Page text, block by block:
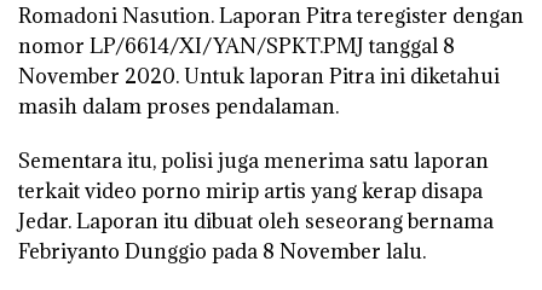
Romadoni Nasution. Laporan Pitra teregister dengan
nomor LP/6614/XI/YAN/SPKT.PMJ tanggal 8
November 2020. Untuk laporan Pitra ini diketahui
masih dalam proses pendalaman.
Sementara itu, polisi juga menerima satu laporan
terkait video porno mirip artis yang kerap disapa
Jedar. Laporan itu dibuat oleh seseorang bernama
Febriyanto Dunggio pada 8 November lalu.